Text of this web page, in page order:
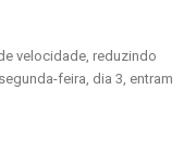
velocidade, reduzindo
feira, dia 3, entram